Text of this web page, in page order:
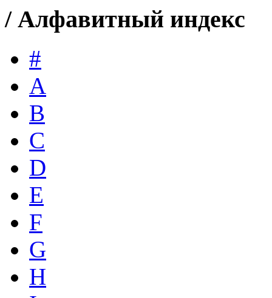
/Алфавитный индекс
#
A
B
C
D
E
F
G
H